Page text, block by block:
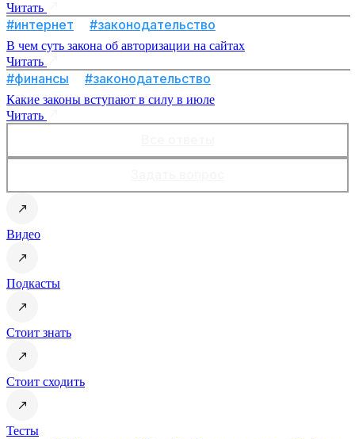
Читать
#интернет #законодательство
В чем суть закона об авторизации на сайтах
Читать
#финансы #законодательство
Какие законы вступают в силу в июле
Читать
Видео
Подкасты
Стоит знать
Стоит сходить
Тесты